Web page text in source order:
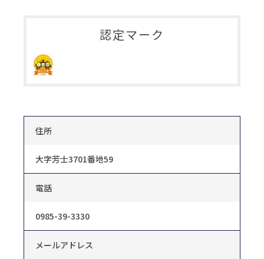
認定マーク
住所
大字芳士3701番地59
電話
0985-39-3330
メールアドレス